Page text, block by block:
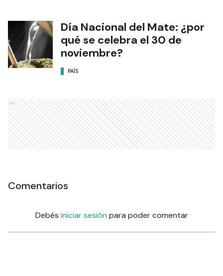
Día Nacional del Mate: ¿por
qué se celebra el 30 de
noviembre?
PAÍS
Ads
Comentarios
Debés iniciar sesión para poder comentar